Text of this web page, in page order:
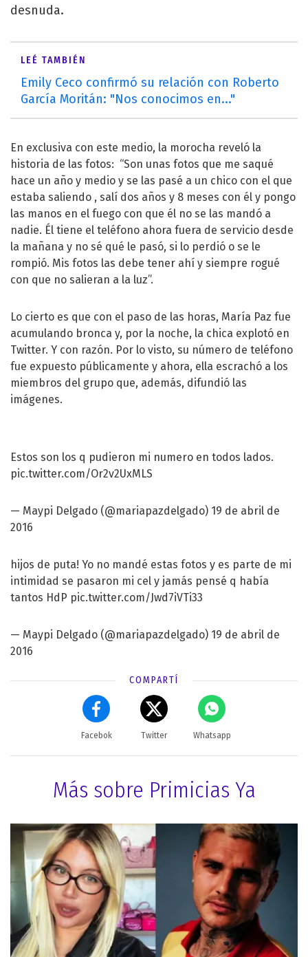
desnuda.
LEÉ TAMBIÉN
Emily Ceco confirmó su relación con Roberto
García Moritán: "Nos conocimos en..."
En exclusiva con este medio, la morocha reveló la
historia de las fotos: “Son unas fotos que me saqué
hace un año y medio y se las pasé a un chico con el que
estaba saliendo , salí dos años y 8 meses con él y pongo
las manos en el fuego con que él no se las mandó a
nadie. Él tiene el teléfono ahora fuera de servicio desde
la mañana y no sé qué le pasó, si lo perdió o se le
rompió. Mis fotos las debe tener ahí y siempre rogué
con que no salieran a la luz”.
Lo cierto es que con el paso de las horas, María Paz fue
acumulando bronca y, por la noche, la chica explotó en
Twitter. Y con razón. Por lo visto, su número de teléfono
fue expuesto públicamente y ahora, ella escrachó a los
miembros del grupo que, además, difundió las
imágenes.
Estos son los q pudieron mi numero en todos lados.
pic.twitter.com/Or2v2UxMLS
— Maypi Delgado (@mariapazdelgado) 19 de abril de
2016
hijos de puta! Yo no mandé estas fotos y es parte de mi
intimidad se pasaron mi cel y jamás pensé q había
tantos HdP pic.twitter.com/Jwd7iVTi33
— Maypi Delgado (@mariapazdelgado) 19 de abril de
2016
COMPARTÍ
Facebok Twitter Whatsapp
Más sobre Primicias Ya